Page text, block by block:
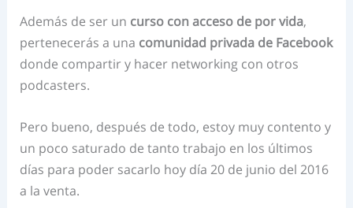
Además de ser un curso con acceso de por vida,
pertenecerás a una comunidad privada de Facebook
donde compartir y hacer networking con otros
podcasters.
Pero bueno, después de todo, estoy muy contento y
un poco saturado de tanto trabajo en los últimos
días para poder sacarlo hoy día 20 de junio del 2016
a la venta.